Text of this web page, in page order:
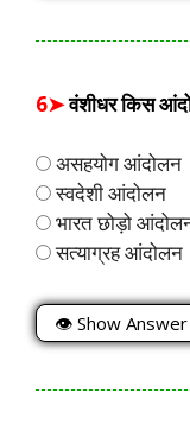
6➤वंशीधर किस
असहयोग आंदोलन
स्वदेशी आंदोलन
भारत छोड़ो
सत्याग्रह आंदोलन
👁 Show Answer